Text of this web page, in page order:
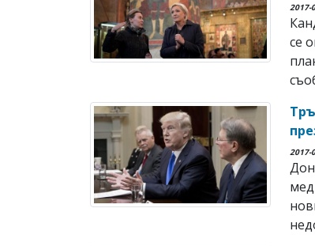
2017-
се
2017-